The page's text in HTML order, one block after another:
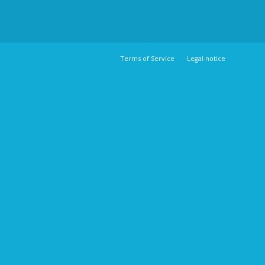
Terms of Service Legal notice